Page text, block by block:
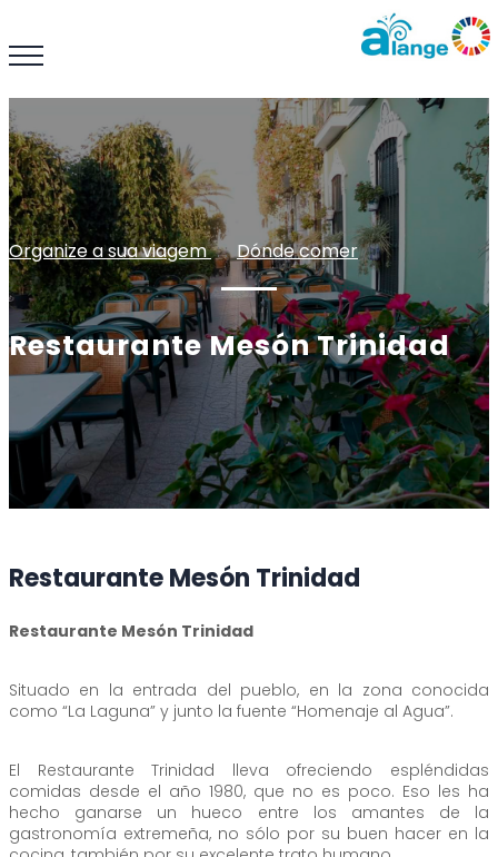
Organize a sua viagem: : Dónde comer
Restaurante Mesón Trinidad
Restaurante Mesón Trinidad
Restaurante Mesón Trinidad
Situado en la entrada del pueblo, en la zona conocida
como “La Laguna” y junto la fuente “Homenaje al Agua”.
El Restaurante Trinidad lleva ofreciendo espléndidas
comidas desde el año 1980, que no es poco. Eso les ha
hecho ganarse un hueco entre los amantes de la
gastronomía extremeña, no sólo por su buen hacer en la